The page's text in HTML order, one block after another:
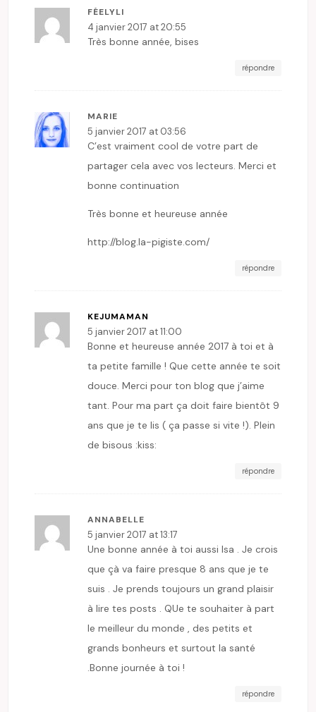
FÉELYLI
4 janvier 2017 at 20:55
Très bonne année, bises
répondre
MARIE
5 janvier 2017 at 03:56
C’est vraiment cool de votre part de
partager cela avec vos lecteurs. Merci et
bonne continuation
Très bonne et heureuse année
http://blog.la-pigiste.com/
répondre
KEJUMAMAN
5 janvier 2017 at 11:00
Bonne et heureuse année 2017 à toi et à
ta petite famille ! Que cette année te soit
douce. Merci pour ton blog que j’aime
tant. Pour ma part ça doit faire bientôt 9
ans que je te lis ( ça passe si vite !). Plein
de bisous :kiss:
répondre
ANNABELLE
5 janvier 2017 at 13:17
Une bonne année à toi aussi Isa . Je crois
que çà va faire presque 8 ans que je te
suis . Je prends toujours un grand plaisir
à lire tes posts . QUe te souhaiter à part
le meilleur du monde , des petits et
grands bonheurs et surtout la santé
.Bonne journée à toi !
répondre